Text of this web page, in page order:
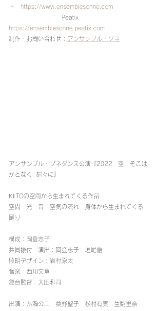
ト https://www.ensemblesonne.com
Peatix
https://ensemblesonne.peatix.com
制作・お問い合わせ： アンサンブル・ゾネ
アンサンブル・ゾネダンス公演『2022　空　そこは
かとなく  刻々に』
KIITOの空間から生まれてくる作品
空間　光　音　空気の流れ　身体から生まれてくる
踊り
構成：岡登志子
共同振付・演出：岡登志子　垣尾優
照明デザイン：岩村原太
音楽：西川文章
舞台監督：大田和司
出演：糸瀬公二　桑野聖子　松村有実　生駒里奈